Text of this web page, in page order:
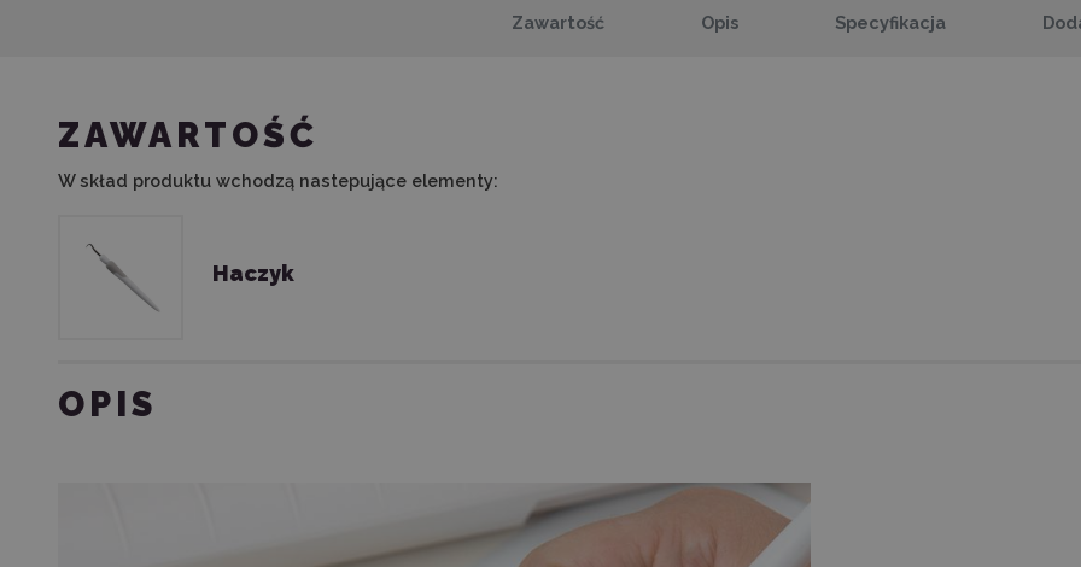
Zawartość Opis Specyfikacja
ZAWARTOŚĆ
W skład produktu wchodzą nastepujące elementy:
Haczyk
OPIS